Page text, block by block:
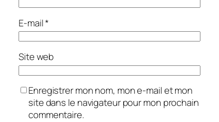
E-mail*
Site web
Enregistrer mon nom, mon e-mail et mon
site dans le navigateur pour mon prochain
commentaire.